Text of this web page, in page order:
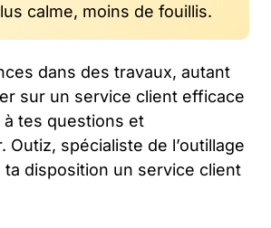
calme, moins de fouillis.
dans des travaux, autant
sur un service client efficace
tes questions et
Outiz, spécialiste de l’outillage
ta disposition un service client